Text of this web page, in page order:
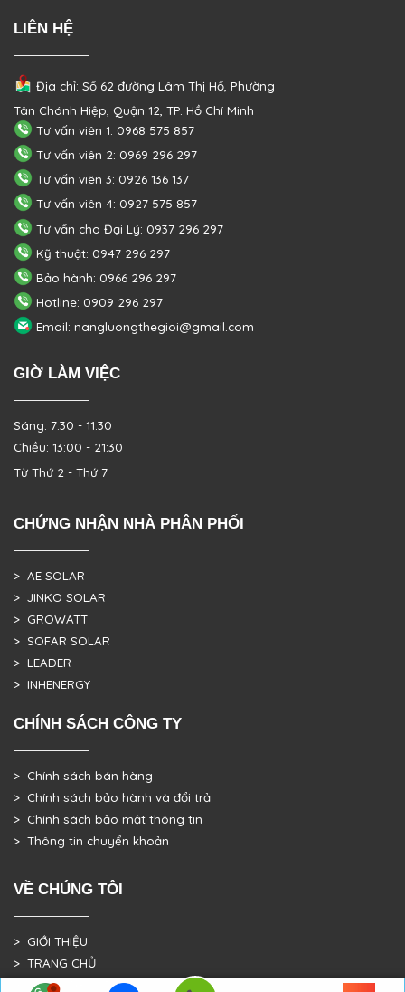
LIÊN HỆ
Địa chỉ: Số 62 đường Lâm Thị Hố, Phường
Tân Chánh Hiệp, Quận 12, TP. Hồ Chí Minh
Tư vấn viên 1: 0968 575 857
Tư vấn viên 2: 0969 296 297
Tư vấn viên 3: 0926 136 137
Tư vấn viên 4: 0927 575 857
Tư vấn cho Đại Lý: 0937 296 297
Kỹ thuật: 0947 296 297
Bảo hành: 0966 296 297
Hotline: 0909 296 297
Email: nangluongthegioi@gmail.com
GIỜ LÀM VIỆC
Sáng: 7:30 - 11:30
Chiều: 13:00 - 21:30
Từ Thứ 2 - Thứ 7
CHỨNG NHẬN NHÀ PHÂN PHỐI
> AE SOLAR
> JINKO SOLAR
> GROWATT
> SOFAR SOLAR
> LEADER
> INHENERGY
CHÍNH SÁCH CÔNG TY
> Chính sách bán hàng
> Chính sách bảo hành và đổi trả
> Chính sách bảo mật thông tin
> Thông tin chuyển khoản
VỀ CHÚNG TÔI
> GIỚI THIỆU
> TRANG CHỦ
> DỰ ÁN THỰC TẾ